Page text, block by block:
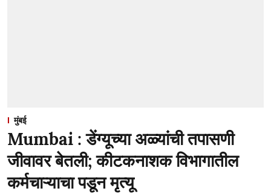
मुंबई
Mumbai : डेंग्यूच्या अळ्यांची तपासणी
जीवावर बेतली; कीटकनाशक विभागातील
कर्मचाऱ्याचा पडून मृत्यू